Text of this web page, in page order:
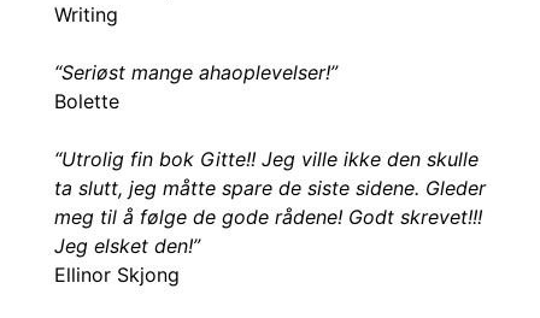
Writing
“Seriøst mange ahaoplevelser!”
Bolette
“Utrolig fin bok Gitte!! Jeg ville ikke den skulle
ta slutt, jeg måtte spare de siste sidene. Gleder
meg til å følge de gode rådene! Godt skrevet!!!
Jeg elsket den!”
Ellinor Skjong